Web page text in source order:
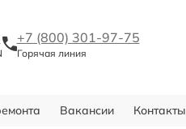
+7 (800) 301-97-75
Горячая линия
Вакансии Контакты